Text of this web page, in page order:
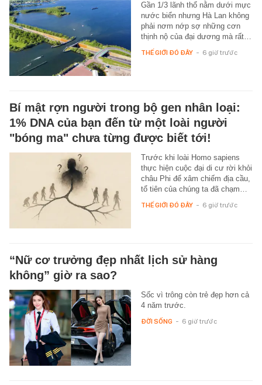
Gần 1/3 lãnh thổ nằm dưới mực
nước biển nhưng Hà Lan không
phải nơm nớp sợ những cơn
thịnh nộ của đại dương mà rất…
THẾ GIỚI ĐÓ ĐÂY - 6 giờ trước
Bí mật rợn người trong bộ gen nhân loại:
1% DNA của bạn đến từ một loài người
"bóng ma" chưa từng được biết tới!
Trước khi loài Homo sapiens
thực hiện cuộc đại di cư rời khỏi
châu Phi để xâm chiếm địa cầu,
tổ tiên của chúng ta đã chạm…
THẾ GIỚI ĐÓ ĐÂY - 6 giờ trước
“Nữ cơ trưởng đẹp nhất lịch sử hàng
không” giờ ra sao?
Sốc vì trông còn trẻ đẹp hơn cả
4 năm trước.
ĐỜI SỐNG - 6 giờ trước